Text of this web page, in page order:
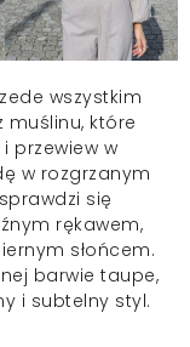
wszystkim
muślinu, które
przewiew w
w rozgrzanym
się
rękawem,
słońcem.
barwie taupe,
i subtelny styl.